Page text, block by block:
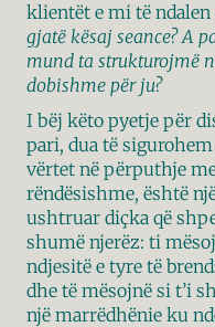
klientët e mi të
gjatë kësaj seance? A
mund ta strukturojmë
dobishme për ju?
I bëj këto pyetje për
pari, dua të
vërtet në përputhje
rëndësishme, është
ushtruar diçka që
shumë njerëz: ti
ndjesitë e tyre të
dhe të mësojnë si t’i
një marrëdhënie ku